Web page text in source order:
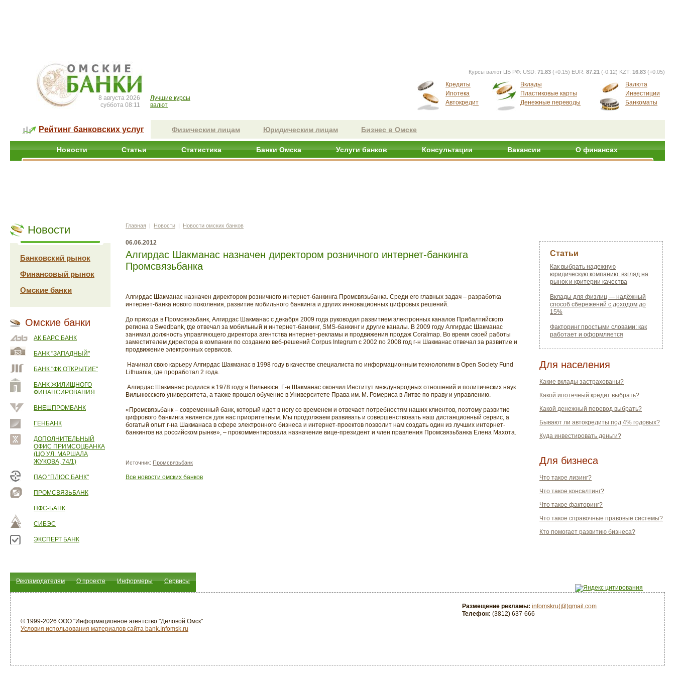
8 августа 2026
суббота 08:11
Лучшие курсы
валют
Курсы валют ЦБ РФ: USD: 71.83 (+0.15) EUR: 87.21 (-0.12) KZT: 16.83 (+0.05)
Кредиты
Ипотека
Автокредит
Вклады
Пластиковые карты
Денежные переводы
Валюта
Инвестиции
Банкоматы
Рейтинг банковских услуг Физическим лицам Юридическим лицам Бизнес в Омске
Новости Статьи Статистика Банки Омска Услуги банков Консультации Вакансии О финансах
Новости
Банковский рынок
Финансовый рынок
Омские банки
Омские банки
АК БАРС БАНК
БАНК "ЗАПАДНЫЙ"
БАНК "ФК ОТКРЫТИЕ"
БАНК ЖИЛИЩНОГО
ФИНАНСИРОВАНИЯ
ВНЕШПРОМБАНК
ГЕНБАНК
ДОПОЛНИТЕЛЬНЫЙ
ОФИС ПРИМСОЦБАНКА
(ЦО УЛ. МАРШАЛА
ЖУКОВА, 74/1)
ПАО "ПЛЮС БАНК"
ПРОМСВЯЗЬБАНК
ПФС-БАНК
СИБЭС
ЭКСПЕРТ БАНК
Главная | Новости | Новости омских банков
06.06.2012
Алгирдас Шакманас назначен директором розничного интернет-банкинга
Промсвязьбанка
Алгирдас Шакманас назначен директором розничного интернет-банкинга Промсвязьбанка. Среди его главных задач – разработка
интернет-банка нового поколения, развитие мобильного банкинга и других инновационных цифровых решений.
До прихода в Промсвязьбанк, Алгирдас Шакманас с декабря 2009 года руководил развитием электронных каналов Прибалтийского
региона в Swedbank, где отвечал за мобильный и интернет-банкинг, SMS-банкинг и другие каналы. В 2009 году Алгирдас Шакманас
занимал должность управляющего директора агентства интернет-рекламы и продвижения продаж Coralmap. Во время своей работы
заместителем директора в компании по созданию веб-решений Corpus Integrum с 2002 по 2008 год г-н Шакманас отвечал за развитие и
продвижение электронных сервисов.
Начинал свою карьеру Алгирдас Шакманас в 1998 году в качестве специалиста по информационным технологиям в Open Society Fund
Lithuania, где проработал 2 года.
Алгирдас Шакманас родился в 1978 году в Вильнюсе. Г-н Шакманас окончил Институт международных отношений и политических наук
Вильнюсского университета, а также прошел обучение в Университете Права им. М. Ромериса в Литве по праву и управлению.
«Промсвязьбанк – современный банк, который идет в ногу со временем и отвечает потребностям наших клиентов, поэтому развитие
цифрового банкинга является для нас приоритетным. Мы продолжаем развивать и совершенствовать наш дистанционный сервис, а
богатый опыт г-на Шакманаса в сфере электронного бизнеса и интернет-проектов позволит нам создать один из лучших интернет-
банкингов на российском рынке», – прокомментировала назначение вице-президент и член правления Промсвязьбанка Елена Махота.
Источник: Промсвязьбанк
Все новости омских банков
Статьи
Как выбрать надежную
юридическую компанию: взгляд на
рынок и критерии качества
Вклады для физлиц — надёжный
способ сбережений с доходом до
15%
Факторинг простыми словами: как
работает и оформляется
Для населения
Какие вклады застрахованы?
Какой ипотечный кредит выбрать?
Какой денежный перевод выбрать?
Бывают ли автокредиты под 4% годовых?
Куда инвестировать деньги?
Для бизнеса
Что такое лизинг?
Что такое консалтинг?
Что такое факторинг?
Что такое справочные правовые системы?
Кто помогает развитию бизнеса?
Рекламодателям О проекте Информеры Сервисы
© 1999-2026 ООО "Информационное агентство "Деловой Омск"
Условия использования материалов сайта bank.Infomsk.ru
Размещение рекламы: infomskru(@)gmail.com
Телефон: (3812) 637-666